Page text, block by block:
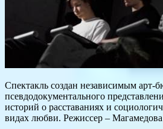
Спектакль создан независимым арт-
псевдодокументального
историй о расставаниях и
видах любви. Режиссер –